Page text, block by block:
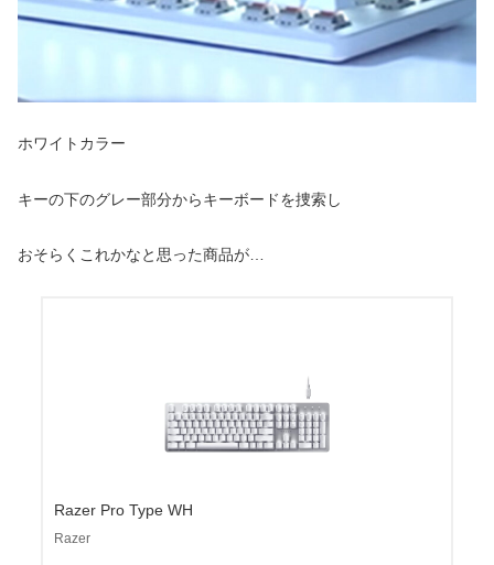
ホワイトカラー
キーの下のグレー部分からキーボードを捜索し
おそらくこれかなと思った商品が…
Razer Pro Type WH
Razer